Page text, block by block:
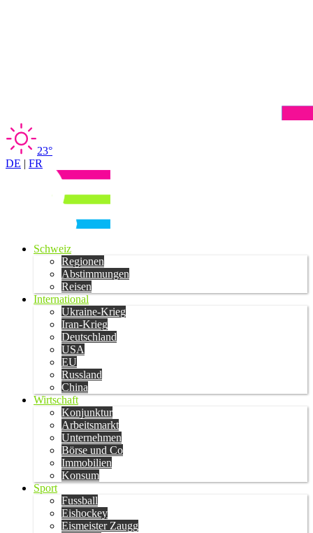
23°
DE | FR
Schweiz
Regionen
Abstimmungen
Reisen
International
Ukraine-Krieg
Iran-Krieg
Deutschland
USA
EU
Russland
China
Wirtschaft
Konjunktur
Arbeitsmarkt
Unternehmen
Börse und Co
Immobilien
Konsum
Sport
Fussball
Eishockey
Eismeister Zaugg